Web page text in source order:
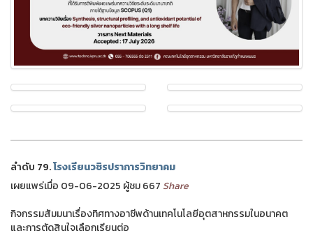
ลำดับ 79.โรงเรียนวชิรปราการวิทยาคม
เผยแพร่เมื่อ 09-06-2025 ผู้ชม 667 Share
กิจกรรมสัมมนาเรื่องทิศทางอาชีพด้านเทคโนโลยีอุตสาหกรรมในอนาคต
และการตัดสินใจเลือกเรียนต่อ